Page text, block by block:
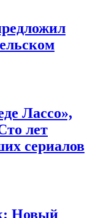
Лассо»,
лет
сериалов
Новый